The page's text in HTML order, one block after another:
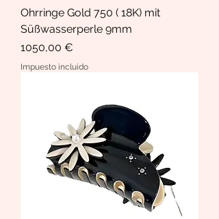
Ohrringe Gold 750 ( 18K) mit
Süßwasserperle 9mm
Precio
1050,00 €
Impuesto incluido